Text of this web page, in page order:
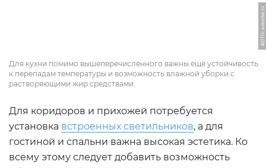
ФОТО: vuborke.ru
Для кухни помимо вышеперечисленного важны ещё устойчивость
к перепадам температуры и возможность влажной уборки с
растворяющими жир средствами
Для коридоров и прихожей потребуется
установка встроенных светильников, а для
гостиной и спальни важна высокая эстетика. Ко
всему этому следует добавить возможность